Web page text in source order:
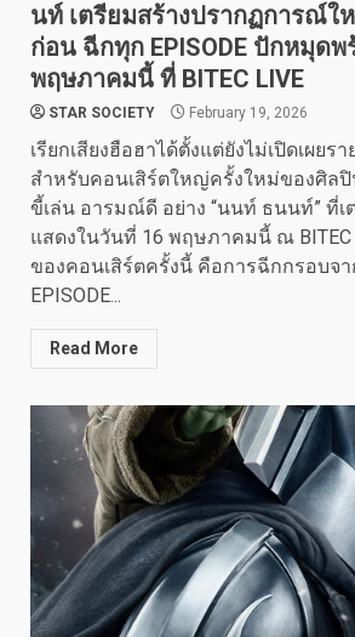
นท์ เตรียมสร้างปรากฏการณ์ใ
ก่อน ฉีกทุก EPISODE ปักหมุด
พฤษภาคมนี้ ที่ BITEC LIVE
STAR SOCIETY February 19, 2026
เรียกเสียงฮือฮาได้ตั้งแต่ยังไม่เปิดเผยรา
สำหรับคอนเสิร์ตใหญ่ครั้งใหม่ของศิลปิ
ขี้เล่น อารมณ์ดี อย่าง “นนท์ ธนนท์” ที่เ
แสดงในวันที่ 16 พฤษภาคมนี้ ณ BITEC
ของคอนเสิร์ตครั้งนี้ คือการฉีกกรอบจ
EPISODE...
Read More